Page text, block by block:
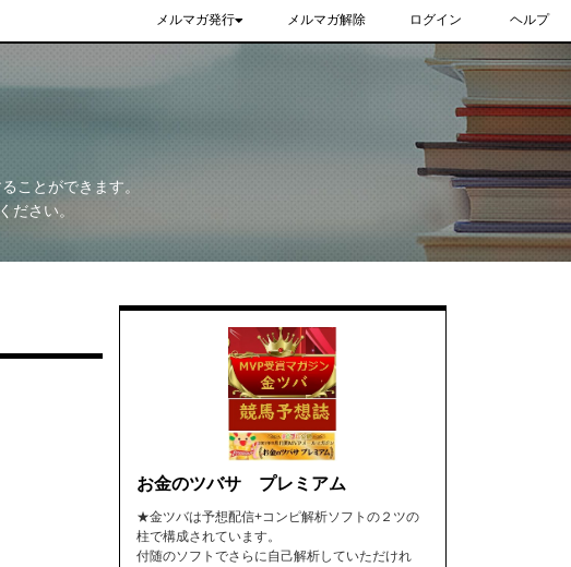
メルマガ発行 メルマガ解除 ログイン ヘルプ
ことができます。
ださい。
お金のツバサ プレミアム
★金ツバは予想配信+コンピ解析ソフトの２ツの
柱で構成されています。
付随のソフトでさらに自己解析していただけれ